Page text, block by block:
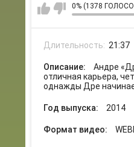
0% (1378
Длительность: 21:37
Описание:
Андре
отличная карьера,
однажды Дре
Год выпуска: 2014
Формат видео: